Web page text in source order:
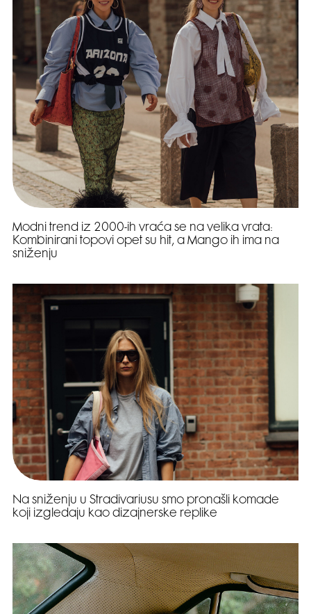
Modni trend iz 2000-ih vraća se na velika vrata:
Kombinirani topovi opet su hit, a Mango ih ima na
sniženju
Na sniženju u Stradivariusu smo pronašli komade
koji izgledaju kao dizajnerske replike